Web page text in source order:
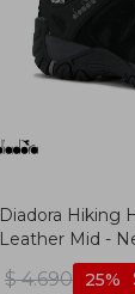
Diadora Hiking
Leather Mid -
$ 4.690 25